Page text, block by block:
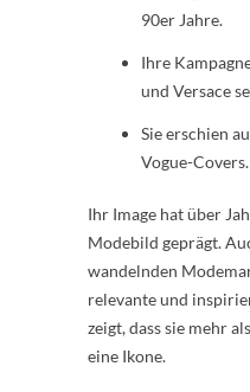
90er Jahre.
Ihre
und Versace
Sie erschien
Vogue-Covers.
Ihr Image hat über
Modebild geprägt.
wandelnden
relevante und
zeigt, dass sie mehr
eine Ikone.